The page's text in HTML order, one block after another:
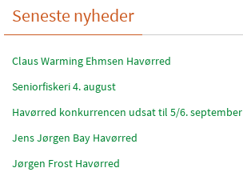
Seneste nyheder
Claus Warming Ehmsen Havørred
Seniorfiskeri 4. august
Havørred konkurrencen udsat til 5/6. september
Jens Jørgen Bay Havørred
Jørgen Frost Havørred